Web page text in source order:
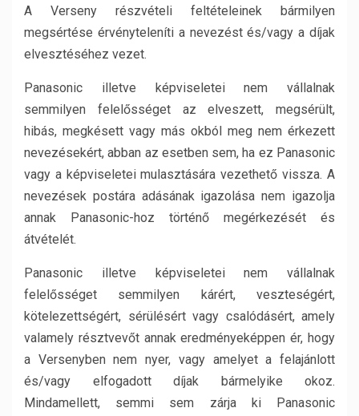
A Verseny részvételi feltételeinek bármilyen
megsértése érvényteleníti a nevezést és/vagy a díjak
elvesztéséhez vezet.
Panasonic illetve képviseletei nem vállalnak
semmilyen felelősséget az elveszett, megsérült,
hibás, megkésett vagy más okból meg nem érkezett
nevezésekért, abban az esetben sem, ha ez Panasonic
vagy a képviseletei mulasztására vezethető vissza. A
nevezések postára adásának igazolása nem igazolja
annak Panasonic-hoz történő megérkezését és
átvételét.
Panasonic illetve képviseletei nem vállalnak
felelősséget semmilyen kárért, veszteségért,
kötelezettségért, sérülésért vagy csalódásért, amely
valamely résztvevőt annak eredményeképpen ér, hogy
a Versenyben nem nyer, vagy amelyet a felajánlott
és/vagy elfogadott díjak bármelyike okoz.
Mindamellett, semmi sem zárja ki Panasonic